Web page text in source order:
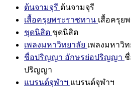
ต้นจามจุรี ต้นจามจุรี
เสื้อครุยพระราชทาน เสื้อครุย
ชุดนิสิต ชุดนิสิต
เพลงมหาวิทยาลัย เพลงมหาวิ
ชื่อปริญญา อักษรย่อปริญญา
ปริญญา
แบรนด์จุฬาฯ แบรนด์จุฬาฯ